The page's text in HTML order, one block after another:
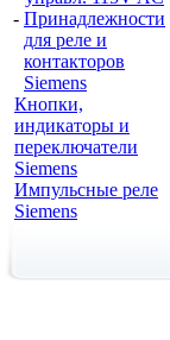
- Принадлежности
для реле и
контакторов
Siemens
Кнопки,
индикаторы и
переключатели
Siemens
Импульсные реле
Siemens